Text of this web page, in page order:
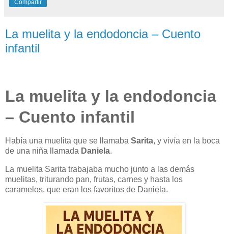
Compartir
La muelita y la endodoncia – Cuento
infantil
La muelita y la endodoncia
– Cuento infantil
Había una muelita que se llamaba Sarita, y vivía en la boca
de una niña llamada Daniela.
La muelita Sarita trabajaba mucho junto a las demás
muelitas, triturando pan, frutas, carnes y hasta los
caramelos, que eran los favoritos de Daniela.